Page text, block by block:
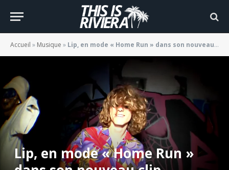
Accueil » Musique » Lip, en mode « Home Run » dans son nouveau clip
Lip, en mode « Home Run »